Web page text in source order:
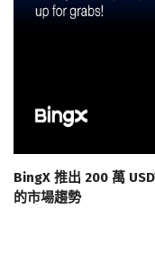
BingX 推出 200 萬
的市場趨勢